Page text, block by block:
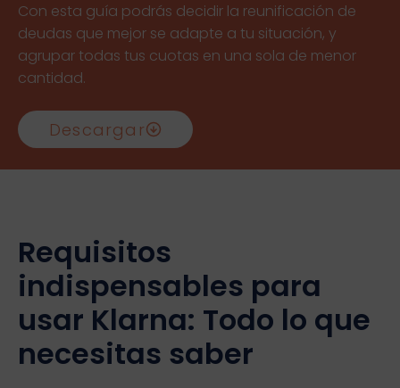
Con esta guía podrás decidir la reunificación de
deudas que mejor se adapte a tu situación, y
agrupar todas tus cuotas en una sola de menor
cantidad.
Descargar
Requisitos
indispensables para
usar Klarna: Todo lo que
necesitas saber